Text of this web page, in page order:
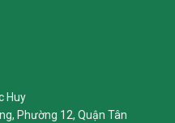
Huy
Phường 12, Quận Tân